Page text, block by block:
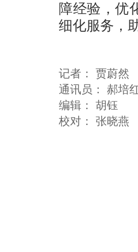
障经验，优
细化服务，
记者： 贾蔚然
通讯员： 郝培
编辑： 胡钰